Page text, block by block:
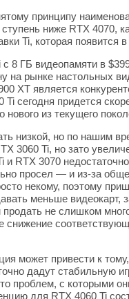
принципу
ниже RTX
Ti, которая появится
8 ГБ видеопамяти в
рынке настольных
XT является
сегодня придется
нового из текущего
низкой, но по нашим
3060 Ti, но зато
RTX 3070
просел — и из-за
некому, поэтому
меньше
не слишком
снижение
может привести к
дадут стабильную
проблем, с которыми
для RTX 4060 Ti